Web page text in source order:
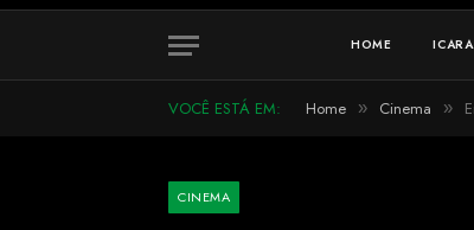
HOME
VOCÊ ESTÁ EM: Home » Cinema »
CINEMA